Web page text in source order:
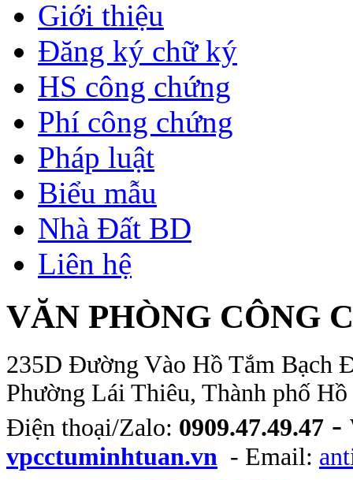
Giới thiệu
Đăng ký chữ ký
HS công chứng
Phí công chứng
Pháp luật
Biểu mẫu
Nhà Đất BD
Liên hệ
VĂN PHÒNG CÔNG
235D Đường Vào Hồ Tắm Bạch
Phường Lái Thiêu, Thành phố
Điện thoại/Zalo: 0909.47.49.47 -
vpcctuminhtuan.vn - Email: